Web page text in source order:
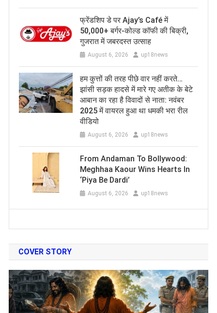
फ्रेंडशिप डे पर Ajay’s Café में
50,000+ बर्गर-कोल्ड कॉफी की बिक्री,
गुजरात में जबरदस्त उत्साह
August 6, 2026 up18news
हम कुत्तों की तरह पीछे वार नहीं करते…
झांसी सड़क हादसे में मारे गए अतीक के बेटे
आबान का रहा है विवादों से नाता: नवंबर
2025 में वायरल हुआ था धमकी भरा रील
वीडियो
August 6, 2026 up18news
From Andaman To Bollywood:
Meghhaa Kaour Wins Hearts In
‘Piya Be Dardi’
August 6, 2026 up18news
COVER STORY